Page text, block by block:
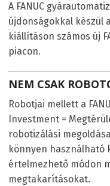
A FANUC
újdonságokkal készül
kiállításon számos új
piacon.
NEM CSAK
Robotjai mellett a
Investment =
robotizálási
könnyen használható
értelmezhető módon
megtakarításokat.